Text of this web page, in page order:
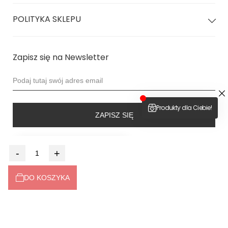
- +
DO KOSZYKA
nosi rozmiar M
POLITYKA SKLEPU
Zapisz się na Newsletter
ZAPISZ SIĘ
4.9
Na podstawie